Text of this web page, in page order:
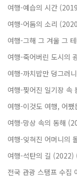
여행-예습의 시간
여행-어둠의 소리
여행-그해 그 겨울 그
여행-죽어버린 도시의
여행-까치밥만 덩그러
여행-찢어진 일기장 속
여행-이것도 여행, 어
여행-망상 속의 동해
여행-잊혀진 어머니의
여행-석탄의 길 (2022)
전국 관광 스탬프 수집